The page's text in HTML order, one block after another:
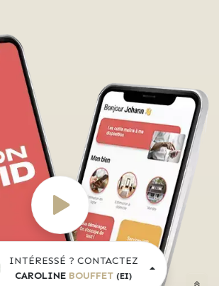
INTÉRESSÉ ? CONTACTEZ
CAROLINE BOUFFET (EI)